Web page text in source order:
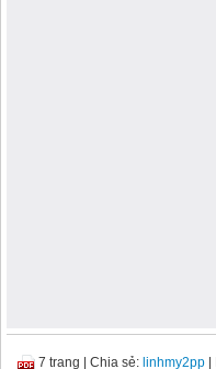
7 trang Chia sẻ: linhmy2pp